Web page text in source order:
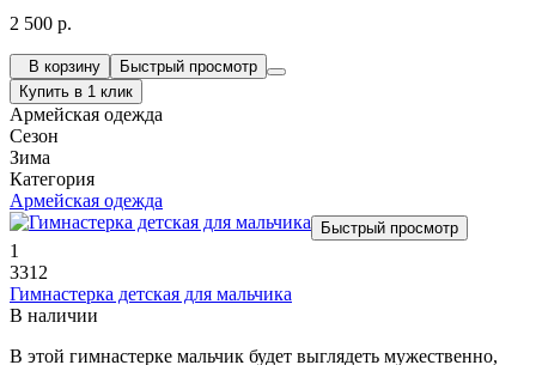
2 500 р.
В корзину
Быстрый просмотр
Купить в 1 клик
Армейская одежда
Сезон
Зима
Категория
Армейская одежда
Быстрый просмотр
1
3312
Гимнастерка детская для мальчика
В наличии
В этой гимнастерке мальчик будет выглядеть мужественно,